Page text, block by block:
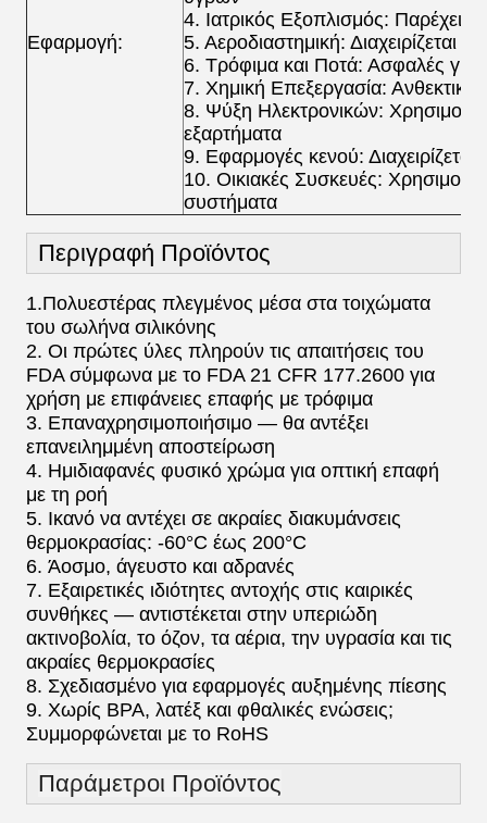
Εφαρμογή:
4. Ιατρικός Εξοπλισμός: Παρέχει
5. Αεροδιαστημική: Διαχειρίζεται
6. Τρόφιμα και Ποτά: Ασφαλές
7. Χημική Επεξεργασία:
8. Ψύξη Ηλεκτρονικών:
εξαρτήματα
9. Εφαρμογές κενού:
10. Οικιακές Συσκευές:
συστήματα
Περιγραφή Προϊόντος
1.Πολυεστέρας πλεγμένος μέσα στα τοιχώματα
του σωλήνα σιλικόνης
2. Οι πρώτες ύλες πληρούν τις απαιτήσεις του
FDA σύμφωνα με το FDA 21 CFR 177.2600 για
χρήση με επιφάνειες επαφής με τρόφιμα
3. Επαναχρησιμοποιήσιμο — θα αντέξει
επανειλημμένη αποστείρωση
4. Ημιδιαφανές φυσικό χρώμα για οπτική επαφή
με τη ροή
5. Ικανό να αντέχει σε ακραίες διακυμάνσεις
θερμοκρασίας: -60°C έως 200°C
6. Άοσμο, άγευστο και αδρανές
7. Εξαιρετικές ιδιότητες αντοχής στις καιρικές
συνθήκες — αντιστέκεται στην υπεριώδη
ακτινοβολία, το όζον, τα αέρια, την υγρασία και τις
ακραίες θερμοκρασίες
8. Σχεδιασμένο για εφαρμογές αυξημένης πίεσης
9. Χωρίς BPA, λατέξ και φθαλικές ενώσεις;
Συμμορφώνεται με το RoHS
Παράμετροι Προϊόντος